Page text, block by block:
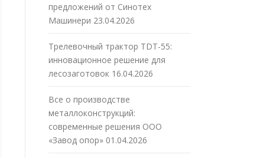
предложений от Синотех
Машинери 23.04.2026
Трелевочный трактор TDT-55:
инновационное решение для
лесозаготовок 16.04.2026
Все о производстве
металлоконструкций:
современные решения ООО
«Завод опор» 01.04.2026